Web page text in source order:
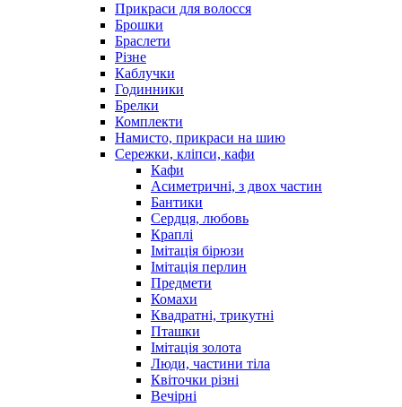
Прикраси для волосся
Брошки
Браслети
Різне
Каблучки
Годинники
Брелки
Комплекти
Намисто, прикраси на шию
Сережки, кліпси, кафи
Кафи
Асиметричні, з двох частин
Бантики
Сердця, любовь
Краплі
Імітація бірюзи
Імітація перлин
Предмети
Комахи
Квадратні, трикутні
Пташки
Імітація золота
Люди, частини тіла
Квіточки різні
Вечірні